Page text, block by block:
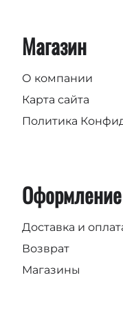
Магазин
О компании
Карта сайта
Политика
Оформление
Доставка и
Возврат
Магазины